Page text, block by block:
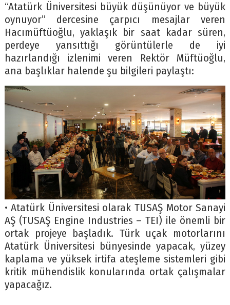
“Atatürk Üniversitesi büyük düşünüyor ve büyük
oynuyor” dercesine çarpıcı mesajlar veren
Hacımüftüoğlu, yaklaşık bir saat kadar süren,
perdeye yansıttığı görüntülerle de iyi
hazırlandığı izlenimi veren Rektör Müftüoğlu,
ana başlıklar halende şu bilgileri paylaştı:
• Atatürk Üniversitesi olarak TUSAŞ Motor Sanayi
AŞ (TUSAŞ Engine Industries – TEI) ile önemli bir
ortak projeye başladık. Türk uçak motorlarını
Atatürk Üniversitesi bünyesinde yapacak, yüzey
kaplama ve yüksek irtifa ateşleme sistemleri gibi
kritik mühendislik konularında ortak çalışmalar
yapacağız.